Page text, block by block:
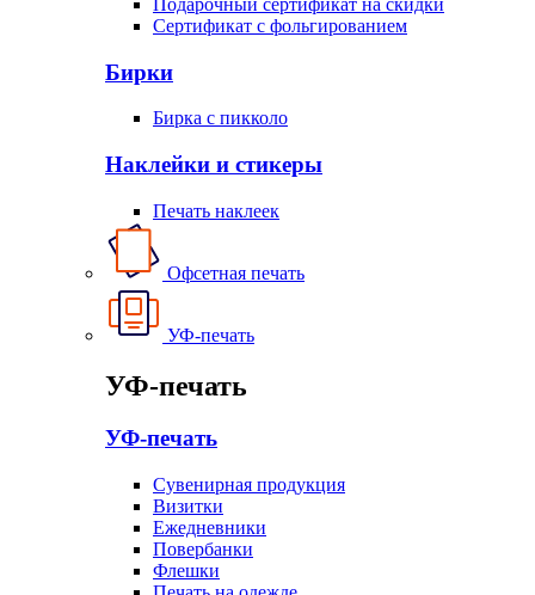
Сертификат с фольгированием
Бирки
Бирка с пикколо
Наклейки и стикеры
Печать наклеек
Офсетная печать
УФ-печать
УФ-печать
УФ-печать
Сувенирная продукция
Визитки
Ежедневники
Повербанки
Флешки